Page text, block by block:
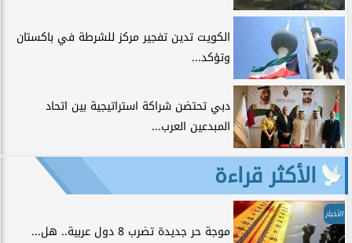
الكويت تدين تفجير مركز للشرطة في باكستان
وتؤكد...
دبي تحتضن شراكة استراتيجية بين اتحاد
المبدعين العرب...
الأكثر قراءة
الأخبار
موجة حر جديدة تضرب 8 دول عربية.. هل...